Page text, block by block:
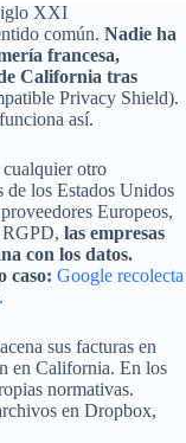
XXI
común. Nadie ha
francesa,
California tras
Privacy Shield).
así.
otro
de los Estados Unidos
Europeos,
RGPD, las empresas
con los datos.
caso: Google recolecta
sus facturas en
en California. En los
normativas.
en Dropbox,